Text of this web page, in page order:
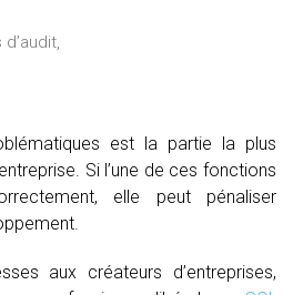
est la partie la plus
Si l’une de ces fonctions
elle peut pénaliser
aux créateurs d’entreprises,